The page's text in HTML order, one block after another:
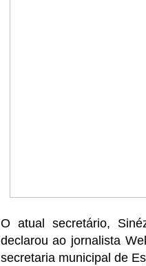
O atual secretário,
declarou ao jornalista
secretaria municipal de